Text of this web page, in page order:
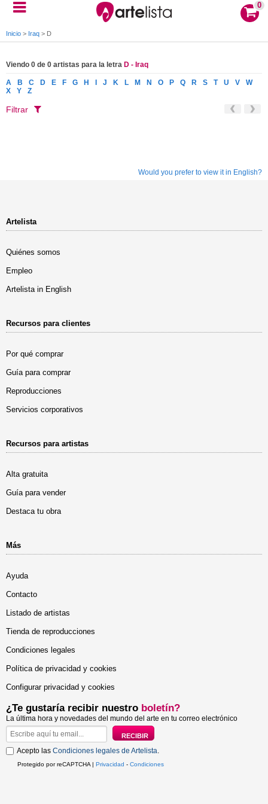
0
Inicio > Iraq > D
Viendo 0 de 0 artistas para la letra D - Iraq
A B C D E F G H J K L M N O P Q R S T U V
W
X
Y Z
Filtrar
Would you prefer to view it in English?
Artelista
Quiénes somos
Empleo
Artelista in English
Recursos para clientes
Por qué comprar
Guía para comprar
Reproducciones
Servicios corporativos
Recursos para artistas
Alta gratuita
Guía para vender
Destaca tu obra
Más
Ayuda
Contacto
Listado de artistas
Tienda de reproducciones
Condiciones legales
Política de privacidad y cookies
Configurar privacidad y cookies
¿Te gustaría recibir nuestro boletín?
La última hora y novedades del mundo del arte en tu correo electrónico
Acepto las Condiciones legales de Artelista.
Protegido por reCAPTCHA | Privacidad - Condiciones